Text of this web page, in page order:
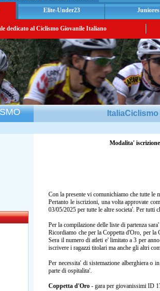
Elite-Under23 Juniores
dedicato al Ciclismo Giovanile Italiano
Modalita'
Con la presente vi comunichiamo che tutte le
Pertanto le iscrizioni, una volta approvate
03/05/2025 per tutte le altre societa'. Per
Per la compilazione delle liste di partenza
Ricordiamo che per la Coppetta d'Oro, per
Sera il numero di atleti e' limitato a 3 per
iscrivere i ragazzi titolari ma anche gli altri
Per necessita' di sistemazione alberghiera o
parte di ospitalita'.
Coppetta d'Oro- gara per giovanissimi ID